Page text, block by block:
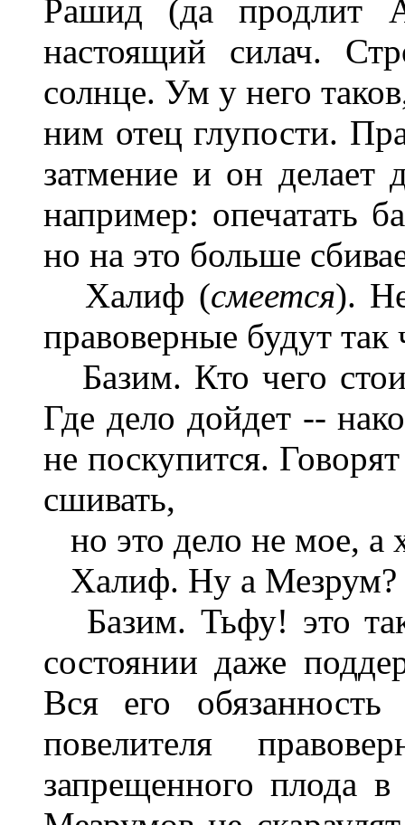
Рашид (да продлит
настоящий силач.
солнце. Ум у него
ним отец глупости.
затмение и он делает
например: опечатать
но на это больше
Халиф (смеется).
правоверные будут так
Базим. Кто чего
Где дело дойдет --
не поскупится.
сшивать,
но это дело не мое, а
Халиф. Ну а Мезрум?
Базим. Тьфу! это
состоянии даже
Вся его
повелителя
запрещенного плода